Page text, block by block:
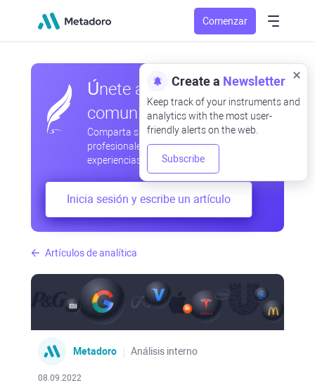
Comenzar
Artículos de analítica
Metadoro Análisis interno
08.09.2022
Únete a nuestra
comunidad
Comparta sus observaciones
profesionales y aficionadas, intercambie
experiencias, anticipe desarrollos
Inicia sesión y escribe un artículo
Create a Newsletter
Keep track of your instruments and
analytics with the most user-
friendly alerts on the web.
Subscribe